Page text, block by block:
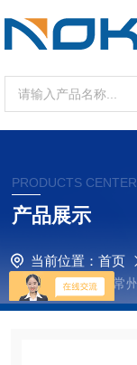
PRODUCTS CENTER
产品展示
当前位置： 首页
RQX-300B常